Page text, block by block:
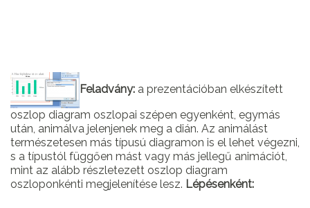
Feladvány: a prezentációban elkészített
oszlop diagram oszlopai szépen egyenként, egymás
után, animálva jelenjenek meg a dián. Az animálást
természetesen más típusú diagramon is el lehet végezni,
s a típustól függően mást vagy más jellegű animációt,
mint az alább részletezett oszlop diagram
oszloponkénti megjelenítése lesz. Lépésenként: